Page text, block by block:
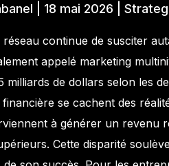
18 mai 2026 |
réseau continue de susciter
appelé marketing
milliards de dollars selon les
se cachent des
à générer un revenu
Cette disparité